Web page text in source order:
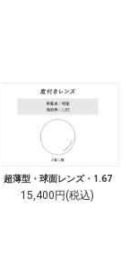
超薄型・球面レンズ・1.67
15,400円(税込)